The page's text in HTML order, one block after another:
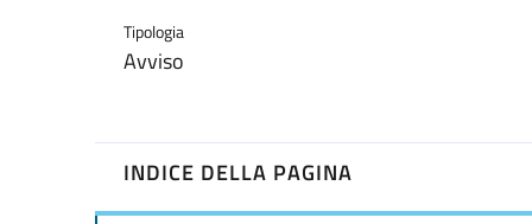
Tipologia
Avviso
INDICE DELLA PAGINA